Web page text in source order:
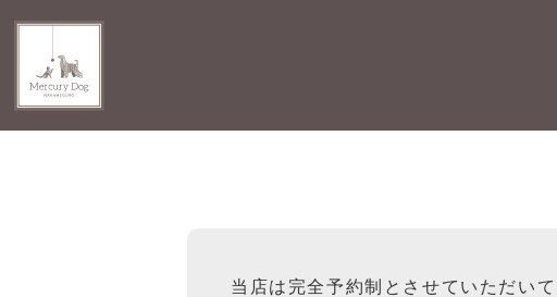
当店は完全予約制とさせていただい